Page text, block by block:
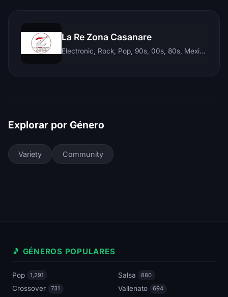
La Re Zona Casanare
Electronic, Rock, Pop, 90s, 00s, 80s, Mexican, Ranchera, Reggaeton, Instrumental, Salsa, Merengue, Tropical, Romantic, Vallenato, Llanera
Explorar por Género
Variety Community
🎵 GÉNEROS POPULARES
Pop 1,291 Salsa 880
Crossover 731 Vallenato 694